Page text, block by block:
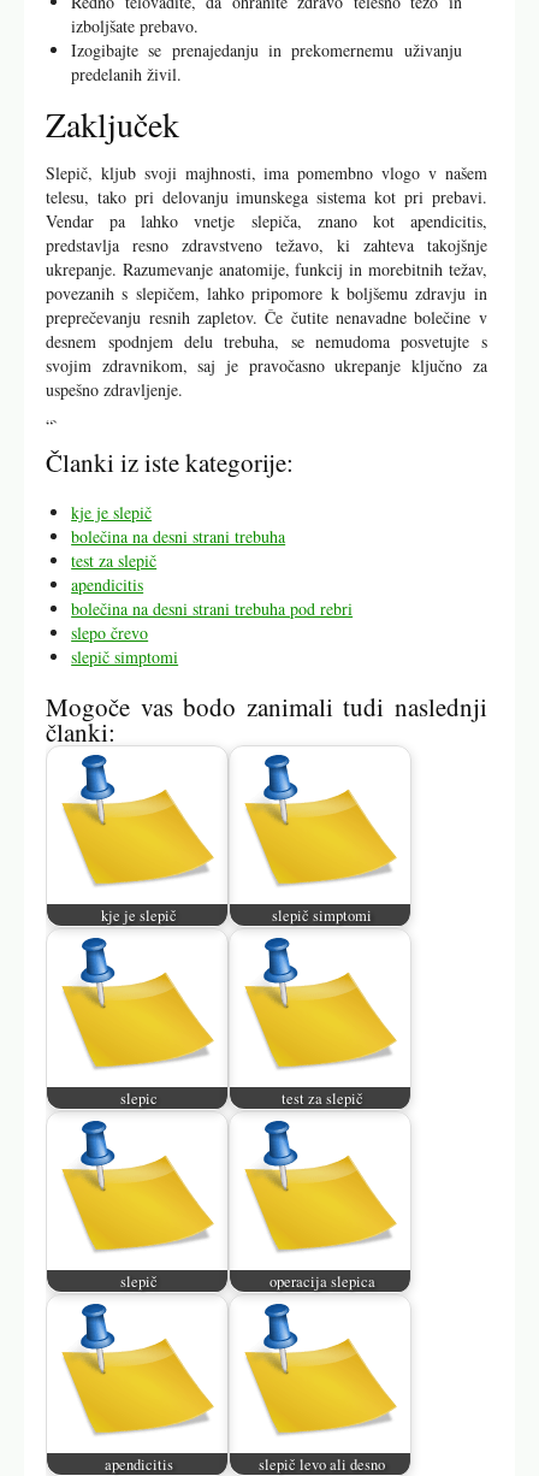
izboljšate prebavo.
Izogibajte se prenajedanju in prekomernemu uživanju
predelanih živil.
Zaključek
Slepič, kljub svoji majhnosti, ima pomembno vlogo v našem
telesu, tako pri delovanju imunskega sistema kot pri prebavi.
Vendar pa lahko vnetje slepiča, znano kot apendicitis,
predstavlja resno zdravstveno težavo, ki zahteva takojšnje
ukrepanje. Razumevanje anatomije, funkcij in morebitnih težav,
povezanih s slepičem, lahko pripomore k boljšemu zdravju in
preprečevanju resnih zapletov. Če čutite nenavadne bolečine v
desnem spodnjem delu trebuha, se nemudoma posvetujte s
svojim zdravnikom, saj je pravočasno ukrepanje ključno za
uspešno zdravljenje.
“`
Članki iz iste kategorije:
kje je slepič
bolečina na desni strani trebuha
test za slepič
apendicitis
bolečina na desni strani trebuha pod rebri
slepo črevo
slepič simptomi
Mogoče vas bodo zanimali tudi naslednji
članki:
kje je slepič slepič simptomi
slepic test za slepič
slepič operacija slepica
apendicitis slepič levo ali desno